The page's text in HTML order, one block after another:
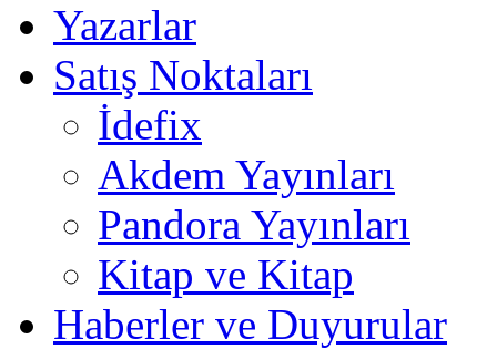
Yazarlar
Satış Noktaları
İdefix
Akdem Yayınları
Pandora Yayınları
Kitap ve Kitap
Haberler ve Duyurular